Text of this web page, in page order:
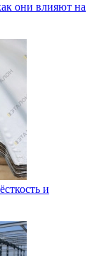
они влияют на
и